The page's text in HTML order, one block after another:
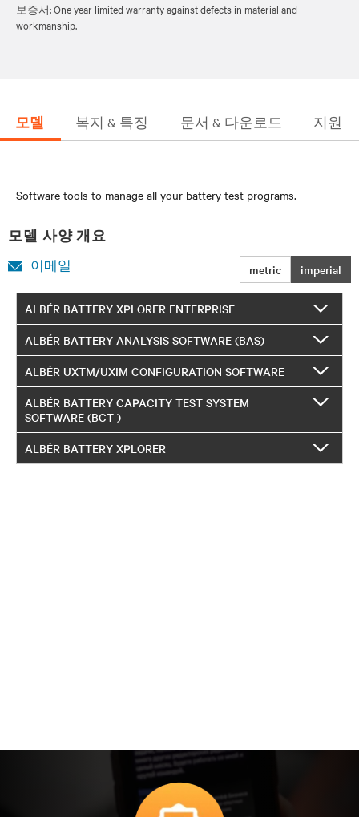
보증서: One year limited warranty against defects in material and
workmanship.
모델 복지 & 특징 문서 & 다운로드 지원
Software tools to manage all your battery test programs.
모델 사양 개요
metric imperial
이메일
ALBÉR BATTERY XPLORER ENTERPRISE
ALBÉR BATTERY ANALYSIS SOFTWARE (BAS)
ALBÉR UXTM/UXIM CONFIGURATION SOFTWARE
ALBÉR BATTERY CAPACITY TEST SYSTEM
SOFTWARE (BCT )
ALBÉR BATTERY XPLORER